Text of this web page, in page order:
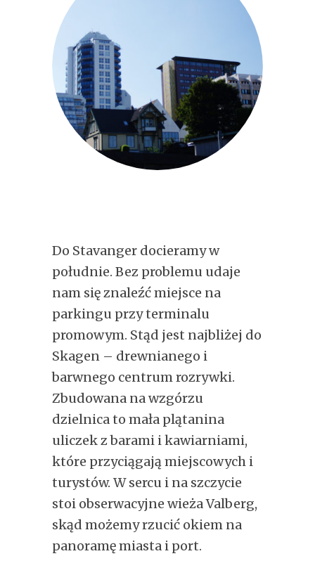
Do Stavanger docieramy w
południe. Bez problemu udaje
nam się znaleźć miejsce na
parkingu przy terminalu
promowym. Stąd jest najbliżej do
Skagen – drewnianego i
barwnego centrum rozrywki.
Zbudowana na wzgórzu
dzielnica to mała plątanina
uliczek z barami i kawiarniami,
które przyciągają miejscowych i
turystów. W sercu i na szczycie
stoi obserwacyjne wieża Valberg,
skąd możemy rzucić okiem na
panoramę miasta i port.